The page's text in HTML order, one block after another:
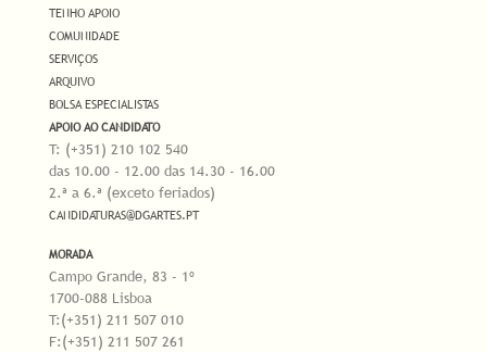
TENHO APOIO
COMUNIDADE
SERVIÇOS
ARQUIVO
BOLSA ESPECIALISTAS
APOIO AO CANDIDATO
T: (+351) 210 102 540
das 10.00 - 12.00 das 14.30 - 16.00
2.ª a 6.ª (exceto feriados)
CANDIDATURAS@DGARTES.PT
MORADA
Campo Grande, 83 - 1º
1700-088 Lisboa
T:(+351) 211 507 010
F:(+351) 211 507 261